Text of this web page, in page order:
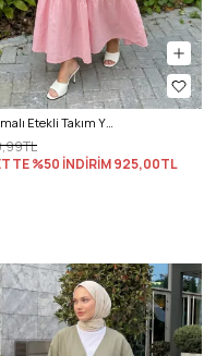
%50 İNDİRİM925,00TL